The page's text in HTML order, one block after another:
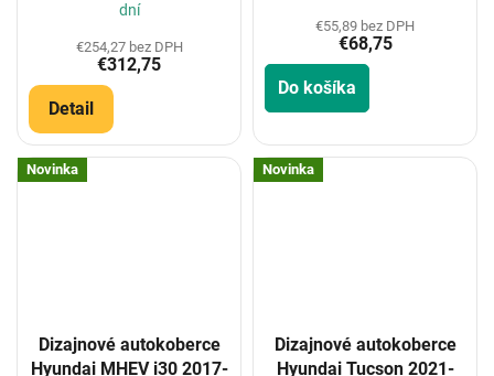
dní
€254,27 bez DPH
€312,75
Detail
€55,89 bez DPH
€68,75
Do košíka
Novinka
Dizajnové autokoberce
Hyundai MHEV i30 2017-
Novinka
Dizajnové autokoberce
Hyundai Tucson 2021-